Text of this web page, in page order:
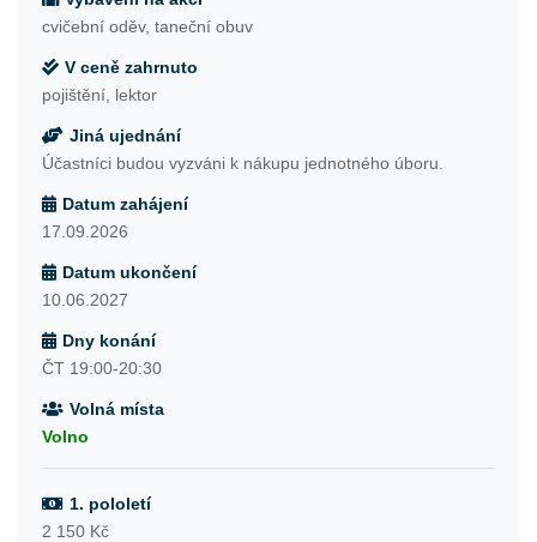
cvičební oděv, taneční obuv
V ceně zahrnuto
pojištění, lektor
Jiná ujednání
Účastníci budou vyzváni k nákupu jednotného úboru.
Datum zahájení
17.09.2026
Datum ukončení
10.06.2027
Dny konání
ČT 19:00-20:30
Volná místa
Volno
1. pololetí
2 150 Kč